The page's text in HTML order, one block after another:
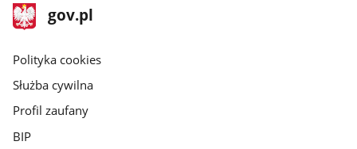
stopka
gov.pl
Strona
gov.pl
gov.pl
Polityka cookies
Służba cywilna
Profil zaufany
BIP